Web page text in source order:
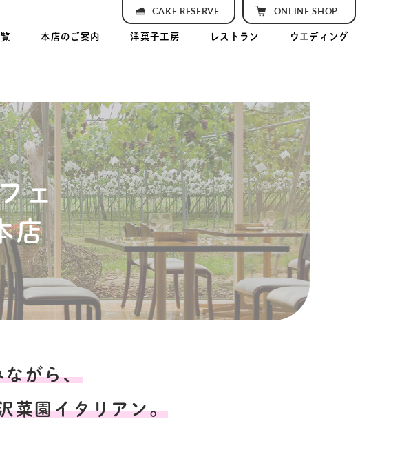
本店のご案内 洋菓子工房 レストラン ウエディング
CAKE RESERVE ONLINE SHOP
ェ
店
ながら、
菜園イタリアン。